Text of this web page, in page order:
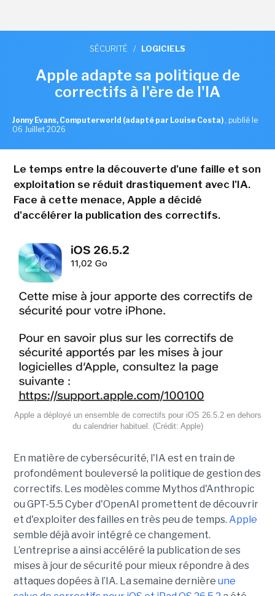
SÉCURITÉ / LOGICIELS
Apple adapte sa politique de
correctifs à l'ère de l'IA
Jonny Evans, Computerworld (adapté par Louise Costa) , publié le
06 Juillet 2026
Le temps entre la découverte d'une faille et son
exploitation se réduit drastiquement avec l'IA.
Face à cette menace, Apple a décidé
d'accélérer la publication des correctifs.
Apple a déployé un ensemble de correctifs pour iOS 26.5.2 en dehors
du calendrier habituel. (Crédit: Apple)
En matière de cybersécurité, l'IA est en train de
profondément bouleversé la politique de gestion des
correctifs. Les modèles comme Mythos d'Anthropic
ou GPT-5.5 Cyber d'OpenAI promettent de découvrir
et d'exploiter des failles en très peu de temps. Apple
semble déjà avoir intégré ce changement.
L’entreprise a ainsi accéléré la publication de ses
mises à jour de sécurité pour mieux répondre à des
attaques dopées à l’IA. La semaine dernière une